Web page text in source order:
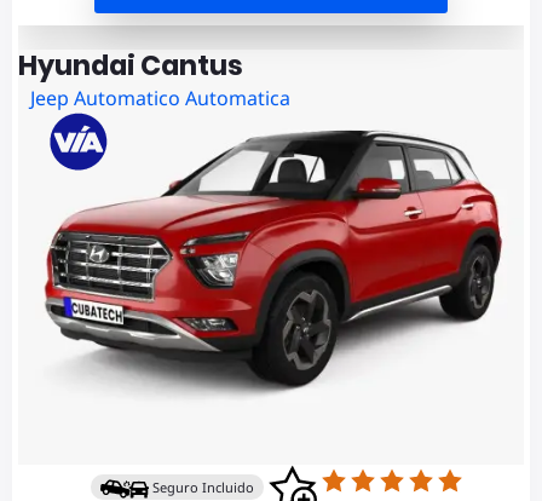
Hyundai Cantus
Jeep Automatico Automatica
Seguro Incluido